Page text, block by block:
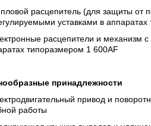
расцепитель (для защиты от
уставками в
расцепители и механизм
типоразмером 1 600AF
принадлежности
привод и
работы